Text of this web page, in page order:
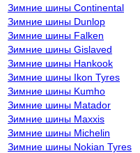
Зимние шины Continental
Зимние шины Dunlop
Зимние шины Falken
Зимние шины Gislaved
Зимние шины Hankook
Зимние шины Ikon Tyres
Зимние шины Kumho
Зимние шины Matador
Зимние шины Maxxis
Зимние шины Michelin
Зимние шины Nokian Tyres